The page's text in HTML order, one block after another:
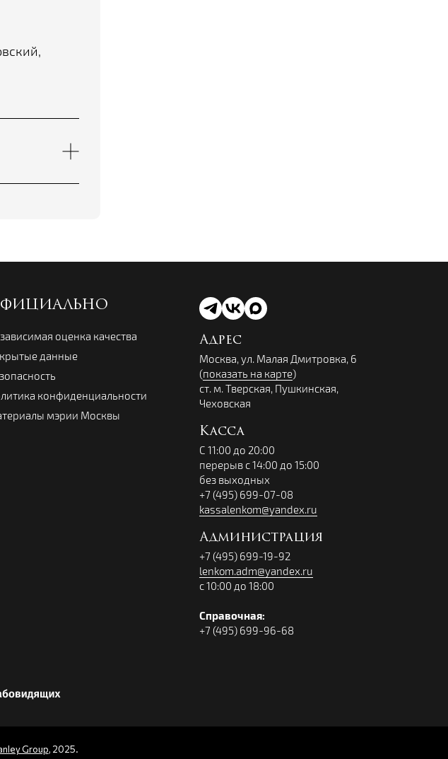
оценка качества
данные
конфиденциальности
мэрии Москвы
Адрес
Москва, ул. Малая Дмитровка, 6
(показать на карте)
ст. м. Тверская, Пушкинская,
Чеховская
Касса
С 11:00 до 20:00
перерыв с 14:00 до 15:00
без выходных
+7 (495) 699-07-08
kassalenkom@yandex.ru
Администрация
+7 (495) 699-19-92
lenkom.adm@yandex.ru
с 10:00 до 18:00
Справочная:
+7 (495) 699-96-68
Group, 2025.